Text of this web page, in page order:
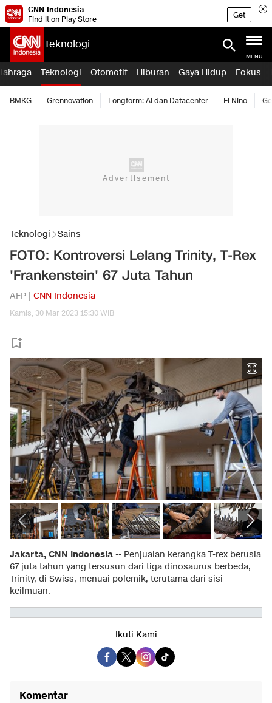
CNN Indonesia
Find it on Play Store
Get
Teknologi
MENU
Teknologi Otomotif Hiburan Gaya Hidup Fokus
BMKG Grennovation Longform: AI dan Datacenter El Nino
Teknologi Sains
FOTO: Kontroversi Lelang Trinity, T-Rex
'Frankenstein' 67 Juta Tahun
AFP | CNN Indonesia
Kamis, 30 Mar 2023 15:30 WIB
Jakarta, CNN Indonesia -- Penjualan kerangka T-rex berusia
67 juta tahun yang tersusun dari tiga dinosaurus berbeda,
Trinity, di Swiss, menuai polemik, terutama dari sisi
keilmuan.
Ikuti Kami
Komentar